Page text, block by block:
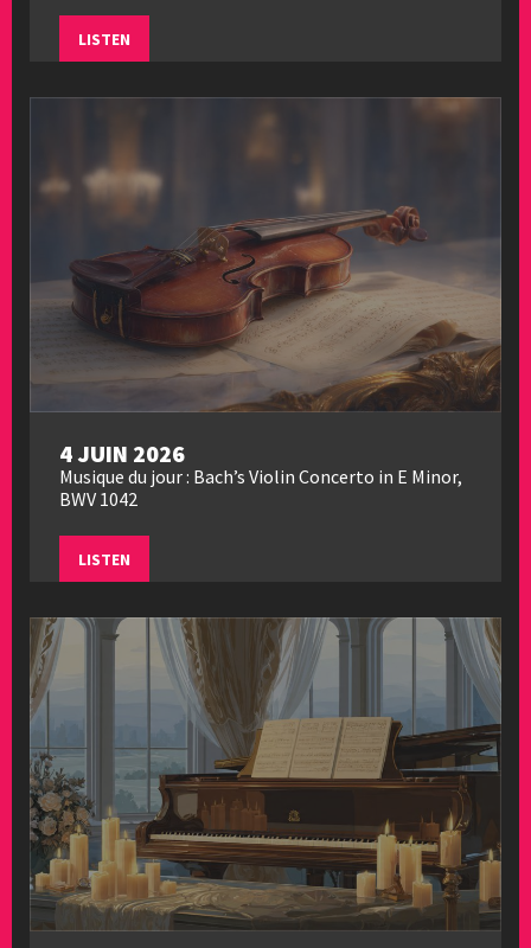
LISTEN
4 JUIN 2026
Musique du jour : Bach’s Violin Concerto in E Minor,
BWV 1042
LISTEN